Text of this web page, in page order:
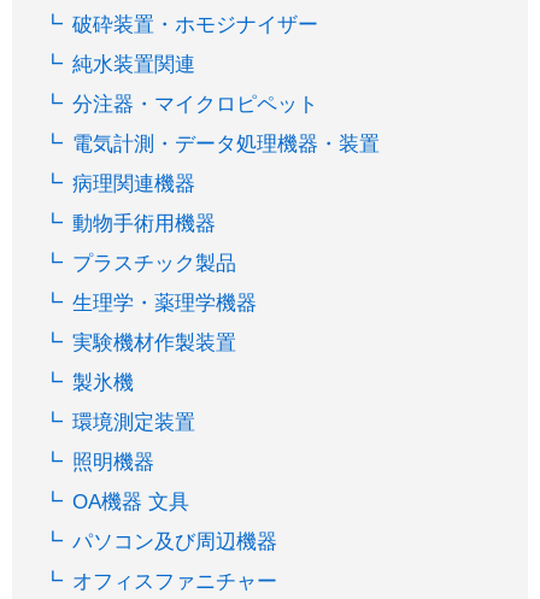
破砕装置・ホモジナイザー
純水装置関連
分注器・マイクロピペット
電気計測・データ処理機器・装置
病理関連機器
動物手術用機器
プラスチック製品
生理学・薬理学機器
実験機材作製装置
製氷機
環境測定装置
照明機器
OA機器 文具
パソコン及び周辺機器
オフィスファニチャー